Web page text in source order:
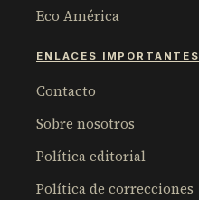
Eco América
ENLACES IMPORTANTES
Contacto
Sobre nosotros
Política editorial
Política de correcciones